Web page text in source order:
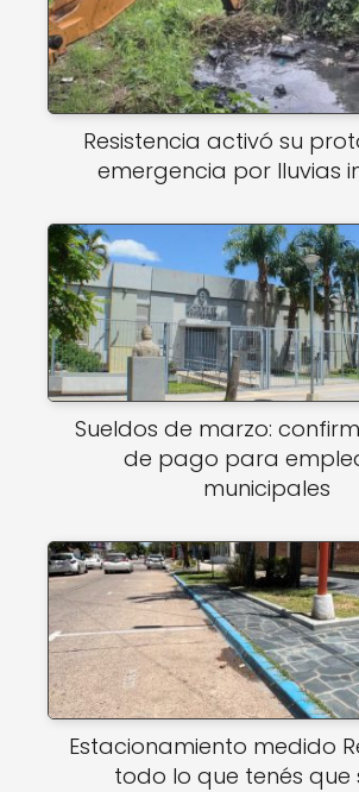
Resistencia activó su
emergencia por lluvias
Sueldos de marzo:
de pago para
municipales
Estacionamiento medido
todo lo que tenés que